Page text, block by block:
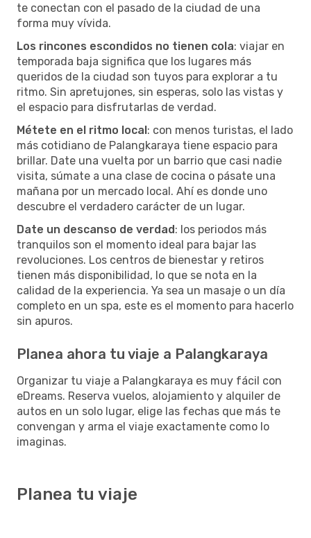
te conectan con el pasado de la ciudad de una
forma muy vívida.
Los rincones escondidos no tienen cola: viajar en
temporada baja significa que los lugares más
queridos de la ciudad son tuyos para explorar a tu
ritmo. Sin apretujones, sin esperas, solo las vistas y
el espacio para disfrutarlas de verdad.
Métete en el ritmo local: con menos turistas, el lado
más cotidiano de Palangkaraya tiene espacio para
brillar. Date una vuelta por un barrio que casi nadie
visita, súmate a una clase de cocina o pásate una
mañana por un mercado local. Ahí es donde uno
descubre el verdadero carácter de un lugar.
Date un descanso de verdad: los periodos más
tranquilos son el momento ideal para bajar las
revoluciones. Los centros de bienestar y retiros
tienen más disponibilidad, lo que se nota en la
calidad de la experiencia. Ya sea un masaje o un día
completo en un spa, este es el momento para hacerlo
sin apuros.
Planea ahora tu viaje a Palangkaraya
Organizar tu viaje a Palangkaraya es muy fácil con
eDreams. Reserva vuelos, alojamiento y alquiler de
autos en un solo lugar, elige las fechas que más te
convengan y arma el viaje exactamente como lo
imaginas.
Planea tu viaje